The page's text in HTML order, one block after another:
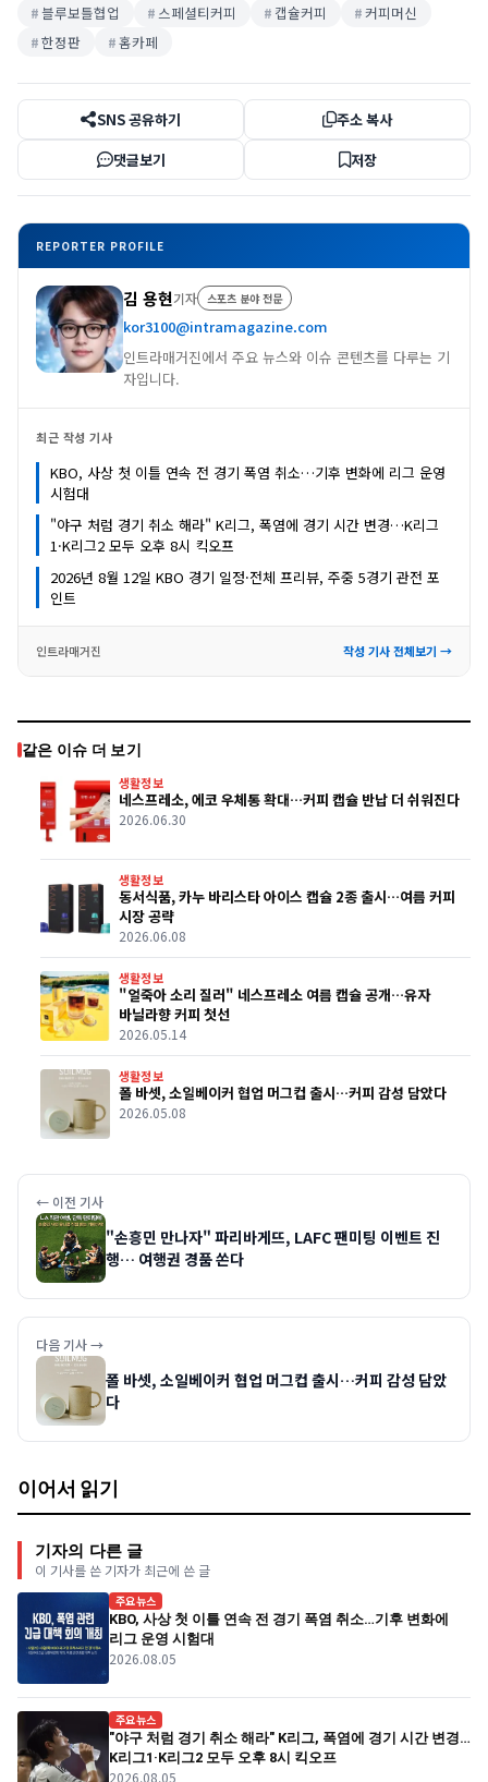
블루보틀협업 스페셜티커피 캡슐커피
커피머신
한정판
홈카페
SNS 공유하기
주소 복사
댓글보기
저장
REPORTER PROFILE
김 용현기자 스포츠 분야 전문
kor3100@intramagazine.com
인트라매거진에서 주요 뉴스와 이슈 콘텐츠를 다루는 기
자입니다.
최근 작성 기사
KBO, 사상 첫 이틀 연속 전 경기 폭염 취소…기후 변화에 리그 운영
시험대
"야구 처럼 경기 취소 해라" K리그, 폭염에 경기 시간 변경…K리그
1·K리그2 모두 오후 8시 킥오프
2026년 8월 12일 KBO 경기 일정·전체 프리뷰, 주중 5경기 관전 포
인트
인트라매거진 작성 기사 전체보기 →
같은 이슈 더 보기
생활정보
네스프레소, 에코 우체통 확대…커피 캡슐 반납 더 쉬워진다
2026.06.30
생활정보
동서식품, 카누 바리스타 아이스 캡슐 2종 출시…여름 커피
시장 공략
2026.06.08
생활정보
"얼죽아 소리 질러" 네스프레소 여름 캡슐 공개…유자
바닐라향 커피 첫선
2026.05.14
생활정보
폴 바셋, 소일베이커 협업 머그컵 출시…커피 감성 담았다
2026.05.08
← 이전 기사
"손흥민 만나자" 파리바게뜨, LAFC 팬미팅 이벤트 진
행… 여행권 경품 쏜다
다음 기사 →
폴 바셋, 소일베이커 협업 머그컵 출시…커피 감성 담았
다
이어서 읽기
기자의 다른 글
이 기사를 쓴 기자가 최근에 쓴 글
주요뉴스
KBO, 사상 첫 이틀 연속 전 경기 폭염 취소…기후 변화에
리그 운영 시험대
2026.08.05
주요뉴스
"야구 처럼 경기 취소 해라" K리그, 폭염에 경기 시간 변경…
K리그1·K리그2 모두 오후 8시 킥오프
2026.08.05